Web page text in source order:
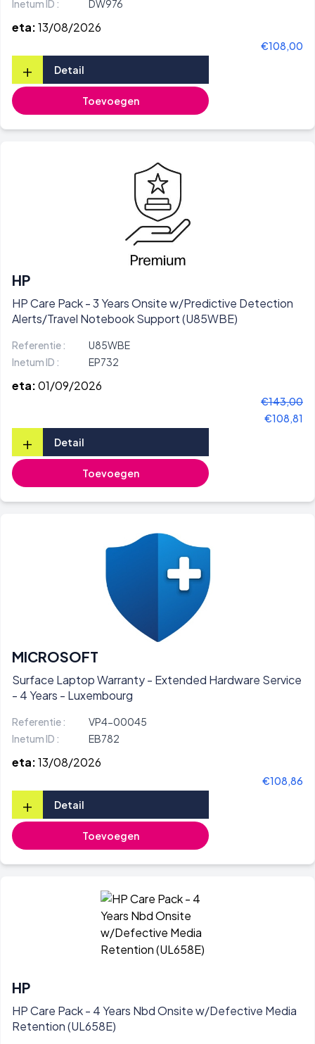
Inetum ID : DW976
eta:13/08/2026
€108,00
+ Detail
Toevoegen
HP
HP Care Pack - 3 Years Onsite w/Predictive Detection
Alerts/Travel Notebook Support (U85WBE)
Referentie :
U85WBE
Inetum ID :
EP732
eta:01/09/2026
€143,00
€108,81
+ Detail
Toevoegen
MICROSOFT
Surface Laptop Warranty - Extended Hardware Service
- 4 Years - Luxembourg
Referentie :
VP4-00045
Inetum ID :
EB782
eta:13/08/2026
€108,86
+ Detail
Toevoegen
HP
HP Care Pack - 4 Years Nbd Onsite w/Defective Media
Retention (UL658E)